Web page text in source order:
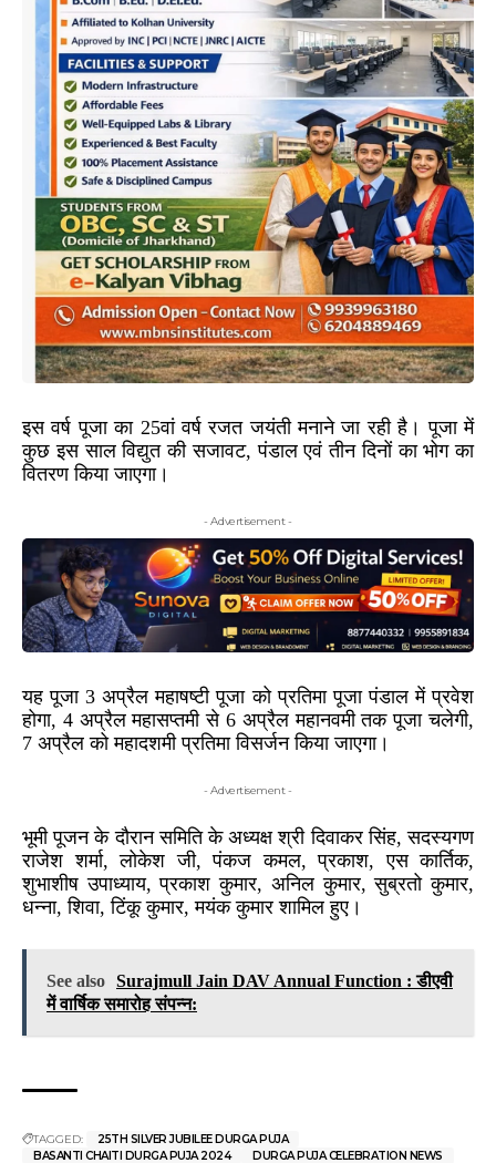
इस वर्ष पूजा का 25वां वर्ष रजत जयंती मनाने जा रही है। पूजा में
कुछ इस साल विद्युत की सजावट, पंडाल एवं तीन दिनों का भोग का
वितरण किया जाएगा।
- Advertisement -
यह पूजा 3 अप्रैल महाषष्टी पूजा को प्रतिमा पूजा पंडाल में प्रवेश
होगा, 4 अप्रैल महासप्तमी से 6 अप्रैल महानवमी तक पूजा चलेगी,
7 अप्रैल को महादशमी प्रतिमा विसर्जन किया जाएगा।
- Advertisement -
भूमी पूजन के दौरान समिति के अध्यक्ष श्री दिवाकर सिंह, सदस्यगण
राजेश शर्मा, लोकेश जी, पंकज कमल, प्रकाश, एस कार्तिक,
शुभाशीष उपाध्याय, प्रकाश कुमार, अनिल कुमार, सुब्रतो कुमार,
धन्ना, शिवा, टिंकू कुमार, मयंक कुमार शामिल हुए।
See also Surajmull Jain DAV Annual Function : डीएवी
में वार्षिक समारोह संपन्न:
TAGGED:
25TH SILVER JUBILEE DURGA PUJA
BASANTI CHAITI DURGA PUJA 2024
DURGA PUJA CELEBRATION NEWS